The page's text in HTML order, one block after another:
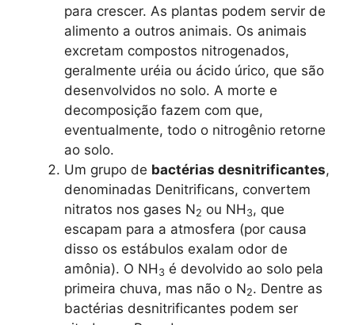
para crescer. As plantas podem servir de
alimento a outros animais. Os animais
excretam compostos nitrogenados,
geralmente uréia ou ácido úrico, que são
desenvolvidos no solo. A morte e
decomposição fazem com que,
eventualmente, todo o nitrogênio retorne
ao solo.
Um grupo de bactérias desnitrificantes,
denominadas Denitrificans, convertem
nitratos nos gases N2 ou NH 3, que
escapam para a atmosfera (por causa
disso os estábulos exalam odor de
amônia). O NH 3 é devolvido ao solo pela
primeira chuva, mas não o N2. Dentre as
bactérias desnitrificantes podem ser